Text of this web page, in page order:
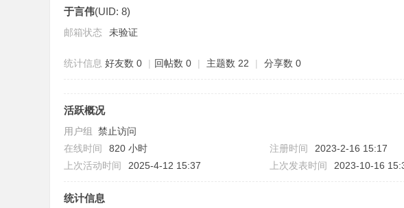
于言伟(UID: 8)
邮箱状态 未验证
统计信息 好友数 0 | 回帖数 0 | 主题数 22 | 分享数 0
活跃概况
用户组 禁止访问
在线时间
820 小时 注册时间 2023-2-16 15:17
上次活动时间
2025-4-12 15:37 上次发表时间 2023-10-16
统计信息